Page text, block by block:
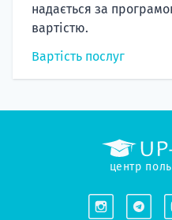
надається за
вартістю.
Вартість послуг
центр